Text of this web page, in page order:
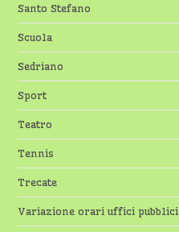
Santo Stefano
Scuola
Sedriano
Sport
Teatro
Tennis
Trecate
Variazione orari uffici pubblici